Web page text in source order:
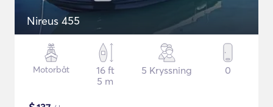
Nireus 455
Motorbåt
16 ft
5 m
5 Kryssning 0